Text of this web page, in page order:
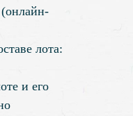
(онлайн-
лота:
и его